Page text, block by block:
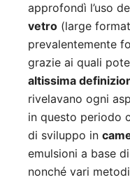
approfondì l’uso
vetro (large
prevalentemente
grazie ai quali
altissima
rivelavano ogni
in questo periodo
di sviluppo in
emulsioni a base di
nonché vari